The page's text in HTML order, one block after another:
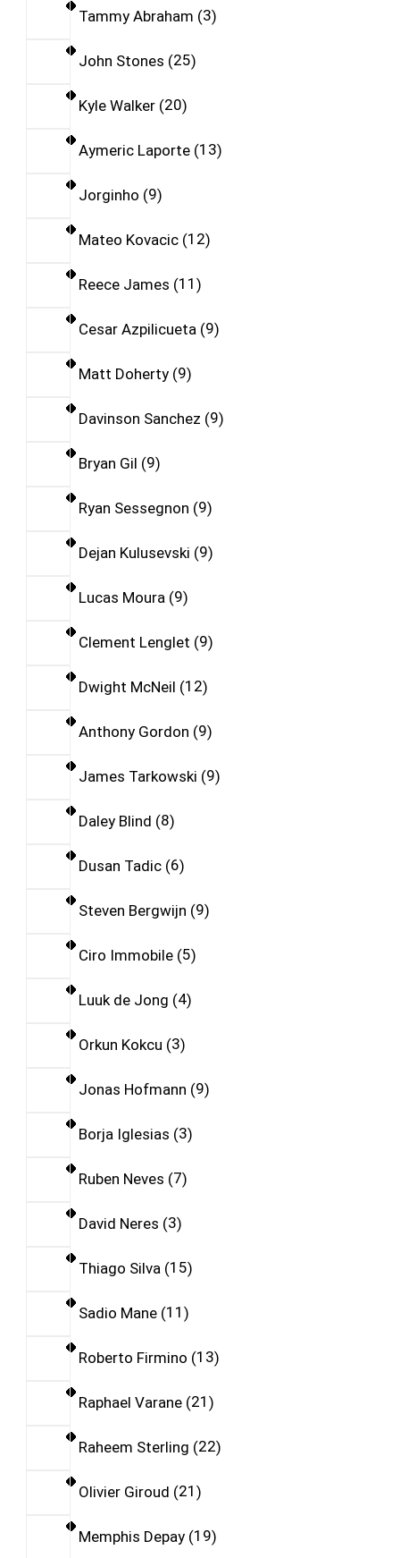
Tammy Abraham 3
John Stones 25
Kyle Walker 20
Aymeric Laporte 13
Jorginho 9
Mateo Kovacic 12
Reece James 11
Cesar Azpilicueta 9
Matt Doherty 9
Davinson Sanchez 9
Bryan Gil 9
Ryan Sessegnon 9
Dejan Kulusevski 9
Lucas Moura 9
Clement Lenglet 9
Dwight McNeil 12
Anthony Gordon 9
James Tarkowski 9
Daley Blind 8
Dusan Tadic 6
Steven Bergwijn 9
Ciro Immobile 5
Luuk de Jong 4
Orkun Kokcu 3
Jonas Hofmann 9
Borja Iglesias 3
Ruben Neves 7
David Neres 3
Thiago Silva 15
Sadio Mane 11
Roberto Firmino 13
Raphael Varane 21
Raheem Sterling 22
Olivier Giroud 21
Memphis Depay 19